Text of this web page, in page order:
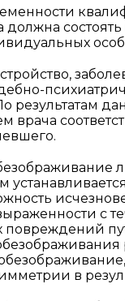
должна
результатам
врача
с
повреждений
в